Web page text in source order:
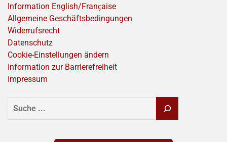
Information English/Franҫaise
Allgemeine Geschäftsbedingungen
Widerrufsrecht
Datenschutz
Cookie-Einstellungen ändern
Information zur Barrierefreiheit
Impressum
SUCHEN